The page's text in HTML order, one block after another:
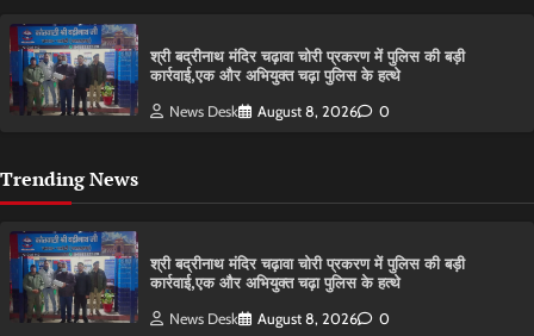
श्री बद्रीनाथ मंदिर चढ़ावा चोरी प्रकरण में पुलिस की बड़ी
कार्रवाई,एक और अभियुक्त चढ़ा पुलिस के हत्थे
News Desk August 8, 2026 0
Trending News
श्री बद्रीनाथ मंदिर चढ़ावा चोरी प्रकरण में पुलिस की बड़ी
कार्रवाई,एक और अभियुक्त चढ़ा पुलिस के हत्थे
News Desk August 8, 2026 0